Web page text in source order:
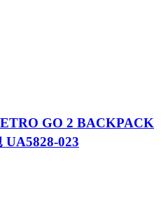
GO 2 BACKPACK
023